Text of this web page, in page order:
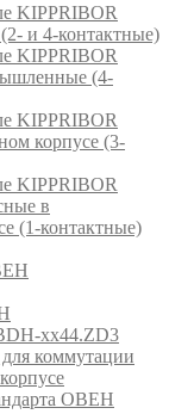
KIPPRIBOR
и 4-контактные)
KIPPRIBOR
(4-
KIPPRIBOR
корпусе (3-
KIPPRIBOR
в
(1-контактные)
xx44.ZD3
коммутации
ОВЕН